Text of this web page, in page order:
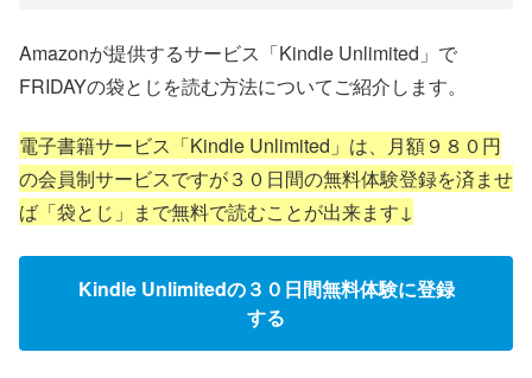
Amazonが提供するサービス「Kindle Unlimited」で
FRIDAYの袋とじを読む方法についてご紹介します。
電子書籍サービス「Kindle Unlimited」は、月額９８０円
の会員制サービスですが３０日間の無料体験登録を済ませ
ば「袋とじ」まで無料で読むことが出来ます↓
Kindle Unlimitedの３０日間無料体験に登録
する